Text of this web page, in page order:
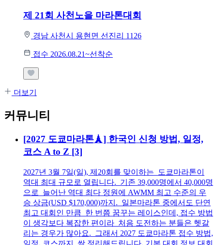
제 21회 사천노을 마라톤대회
경남 사천시 용현면 선진리 1126
접수 2026.08.21~선착순
더보기
커뮤니티
[2027 도쿄마라톤🗼] 한국인 신청 방법, 일정,
코스 A to Z [3]
2027년 3월 7일(일), 제20회를 맞이하는 도쿄마라톤이
역대 최대 규모로 열립니다. 기존 39,000명에서 40,000명
으로 늘어난 역대 최다 정원에 AWMM 최고 수준의 우
승 상금(USD $170,000)까지. 일본마라톤 중에서도 단연
최고 대회인 만큼 한 번쯤 꿈꾸는 레이스인데, 접수 방법
이 생각보다 복잡한 편이라 처음 도전하는 분들은 헷갈
리는 경우가 많아요. 그래서 2027 도쿄마라톤 접수 방법,
일정, 코스까지 싹 정리해드립니다. 기본 대회 정보 대회